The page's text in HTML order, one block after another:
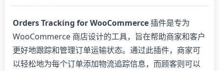
Orders Tracking for WooCommerce插件是专为
WooCommerce 商店设计的工具，旨在帮助商家和客户
更好地跟踪和管理订单运输状态。通过此插件，商家可
以轻松地为每个订单添加物流追踪信息，而顾客则可以